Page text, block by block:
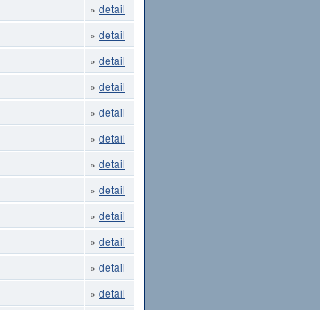
» detail
» detail
» detail
» detail
» detail
» detail
» detail
» detail
» detail
» detail
» detail
» detail